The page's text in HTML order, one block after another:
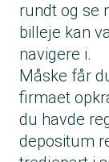
rundt og se
billeje kan
navigere i.
Måske får
firmaet
du havde
depositum